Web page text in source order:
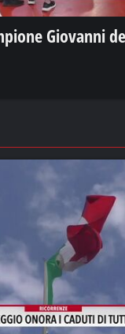
Giovanni